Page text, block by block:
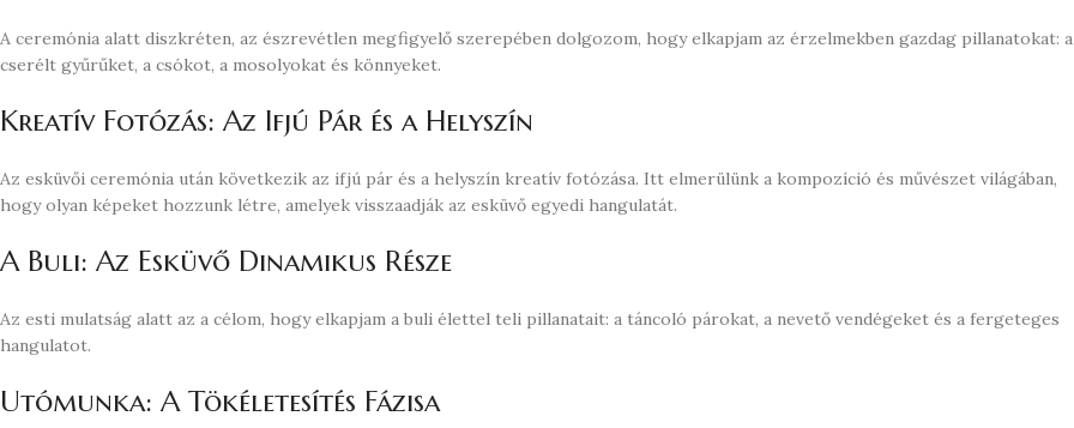
A ceremónia alatt diszkréten, az észrevétlen megfigyelő szerepében dolgozom, hogy elkapjam az érzelmekben gazdag pillanatokat: a
cserélt gyűrűket, a csókot, a mosolyokat és könnyeket.
Kreatív Fotózás: Az Ifjú Pár és a Helyszín
Az esküvői ceremónia után következik az ifjú pár és a helyszín kreatív fotózása. Itt elmerülünk a kompozíció és művészet világában,
hogy olyan képeket hozzunk létre, amelyek visszaadják az esküvő egyedi hangulatát.
A Buli: Az Esküvő Dinamikus Része
Az esti mulatság alatt az a célom, hogy elkapjam a buli élettel teli pillanatait: a táncoló párokat, a nevető vendégeket és a fergeteges
hangulatot.
Utómunka: A Tökéletesítés Fázisa